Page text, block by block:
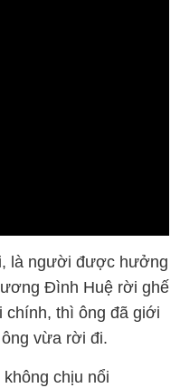
là người được hưởng
Đình Huệ rời ghế
chính, thì ông đã giới
vừa rời đi.
chịu nổi